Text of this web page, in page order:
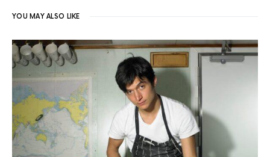
YOU MAY ALSO LIKE